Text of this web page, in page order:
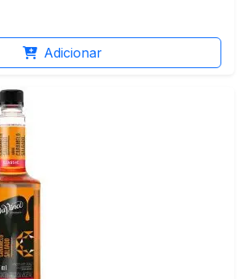
Adicionar